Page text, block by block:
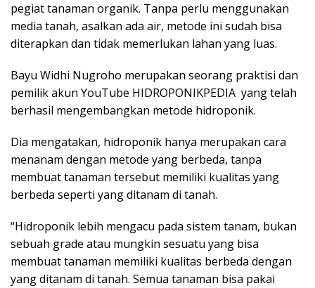
pegiat tanaman organik. Tanpa perlu menggunakan
media tanah, asalkan ada air, metode ini sudah bisa
diterapkan dan tidak memerlukan lahan yang luas.
Bayu Widhi Nugroho merupakan seorang praktisi dan
pemilik akun YouTube HIDROPONIKPEDIA yang telah
berhasil mengembangkan metode hidroponik.
Dia mengatakan, hidroponik hanya merupakan cara
menanam dengan metode yang berbeda, tanpa
membuat tanaman tersebut memiliki kualitas yang
berbeda seperti yang ditanam di tanah.
“Hidroponik lebih mengacu pada sistem tanam, bukan
sebuah grade atau mungkin sesuatu yang bisa
membuat tanaman memiliki kualitas berbeda dengan
yang ditanam di tanah. Semua tanaman bisa pakai